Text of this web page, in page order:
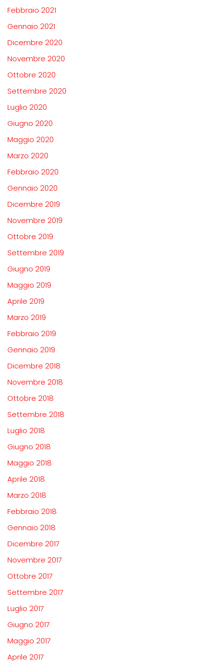
Febbraio 2021
Gennaio 2021
Dicembre 2020
Novembre 2020
Ottobre 2020
Settembre 2020
Luglio 2020
Giugno 2020
Maggio 2020
Marzo 2020
Febbraio 2020
Gennaio 2020
Dicembre 2019
Novembre 2019
Ottobre 2019
Settembre 2019
Giugno 2019
Maggio 2019
Aprile 2019
Marzo 2019
Febbraio 2019
Gennaio 2019
Dicembre 2018
Novembre 2018
Ottobre 2018
Settembre 2018
Luglio 2018
Giugno 2018
Maggio 2018
Aprile 2018
Marzo 2018
Febbraio 2018
Gennaio 2018
Dicembre 2017
Novembre 2017
Ottobre 2017
Settembre 2017
Luglio 2017
Giugno 2017
Maggio 2017
Aprile 2017